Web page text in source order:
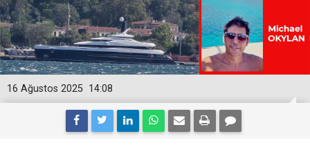
14:08
16 Ağustos 2025